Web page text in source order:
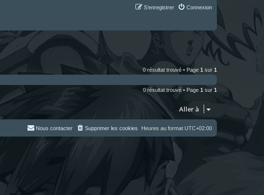
Connexion
S’enregistrer
0 résultat trouvé • Page 1 sur 1
0 résultat trouvé • Page 1 sur 1
Aller à
Heures au format UTC+02:00
Supprimer les cookies
Nous contacter